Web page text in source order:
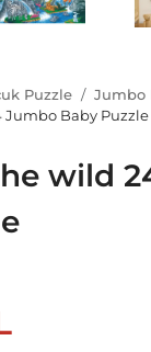
Puzzle
Jumbo
Baby Puzzle
wild